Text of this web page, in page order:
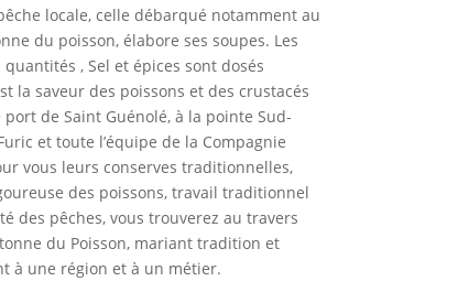
e
r
n
a
t
i
v
e
:
locale, celle débarqué notamment au
du poisson, élabore ses soupes. Les
, Sel et épices sont dosés
la saveur des poissons et des crustacés
de Saint Guénolé, à la pointe Sud-
et toute l’équipe de la Compagnie
vous leurs conserves traditionnelles,
des poissons, travail traditionnel
des pêches, vous trouverez au travers
du Poisson, mariant tradition et
à une région et à un métier.